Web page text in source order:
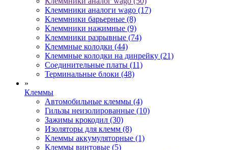
Клеммники аналоги wago (17)
Клеммники барьерные (8)
Клеммники нажимные (9)
Клеммники разрывные (74)
Клеммные колодки (44)
Клеммные колодки на динрейку (21)
Соединительные платы (11)
Терминальные блоки (48)
»
Клеммы
Автомобильные клеммы (4)
Гильзы неизолированные (10)
Зажимы крокодил (30)
Изоляторы для клемм (8)
Клеммы аккумуляторные (1)
Клеммы винтовые (5)